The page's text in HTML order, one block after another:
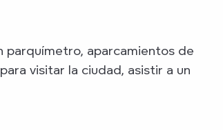
parquímetro, aparcamientos de
visitar la ciudad, asistir a un